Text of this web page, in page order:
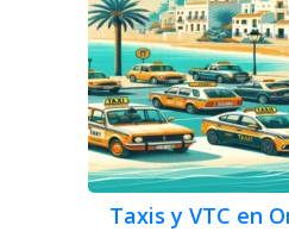
Taxis y VTC en